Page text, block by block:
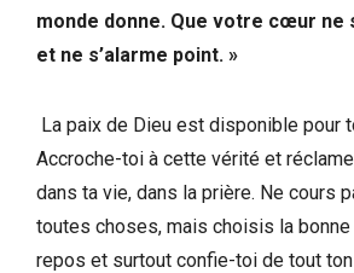
monde donne. Que votre cœur ne
et ne s’alarme point. »
La paix de Dieu est disponible pour
Accroche-toi à cette vérité et
dans ta vie, dans la prière. Ne cours
toutes choses, mais choisis la
repos et surtout confie-toi de tout